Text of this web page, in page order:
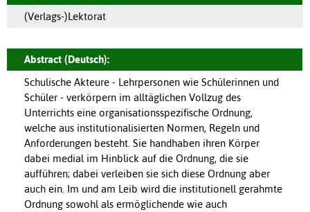
(Verlags-)Lektorat
Abstract (Deutsch):
Schulische Akteure - Lehrpersonen wie Schülerinnen und
Schüler - verkörpern im alltäglichen Vollzug des
Unterrichts eine organisationsspezifische Ordnung,
welche aus institutionalisierten Normen, Regeln und
Anforderungen besteht. Sie handhaben ihren Körper
dabei medial im Hinblick auf die Ordnung, die sie
aufführen; dabei verleiben sie sich diese Ordnung aber
auch ein. Im und am Leib wird die institutionell gerahmte
Ordnung sowohl als ermöglichende wie auch